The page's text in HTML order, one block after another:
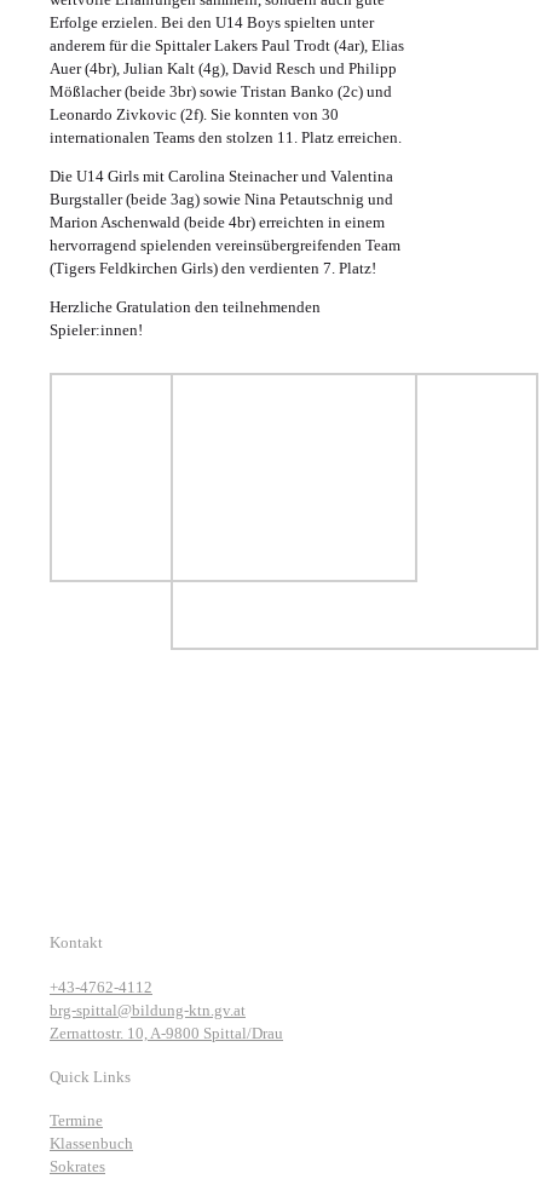
Erfolge erzielen. Bei den U14 Boys spielten unter
anderem für die Spittaler Lakers Paul Trodt (4ar), Elias
Auer (4br), Julian Kalt (4g), David Resch und Philipp
Mößlacher (beide 3br) sowie Tristan Banko (2c) und
Leonardo Zivkovic (2f). Sie konnten von 30
internationalen Teams den stolzen 11. Platz erreichen.
Die U14 Girls mit Carolina Steinacher und Valentina
Burgstaller (beide 3ag) sowie Nina Petautschnig und
Marion Aschenwald (beide 4br) erreichten in einem
hervorragend spielenden vereinsübergreifenden Team
(Tigers Feldkirchen Girls) den verdienten 7. Platz!
Herzliche Gratulation den teilnehmenden
Spieler:innen!
Kontakt
+43-4762-4112
brg-spittal@bildung-ktn.gv.at
Zernattostr. 10, A-9800 Spittal/Drau
Quick Links
Termine
Klassenbuch
Sokrates